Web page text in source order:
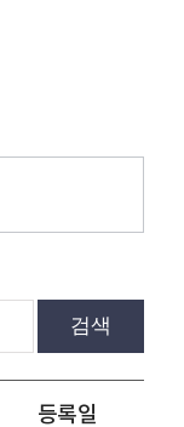
검색
등록일